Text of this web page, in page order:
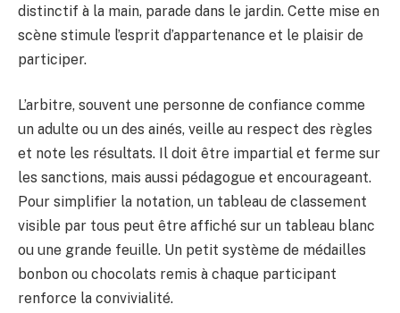
distinctif à la main, parade dans le jardin. Cette mise en
scène stimule l’esprit d’appartenance et le plaisir de
participer.
L’arbitre, souvent une personne de confiance comme
un adulte ou un des ainés, veille au respect des règles
et note les résultats. Il doit être impartial et ferme sur
les sanctions, mais aussi pédagogue et encourageant.
Pour simplifier la notation, un tableau de classement
visible par tous peut être affiché sur un tableau blanc
ou une grande feuille. Un petit système de médailles
bonbon ou chocolats remis à chaque participant
renforce la convivialité.